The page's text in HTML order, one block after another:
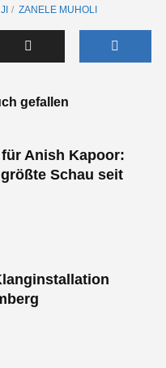
ZANELE MUHOLI
gefallen
Anish Kapoor:
Schau seit